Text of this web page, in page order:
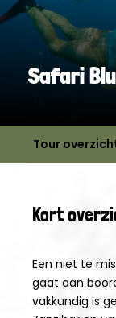
Safari
Tour
Kort
Een niet te
gaat aan
vakkundig is